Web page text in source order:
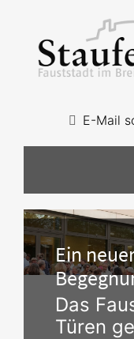
E-Mail
Ein
Das
Türen